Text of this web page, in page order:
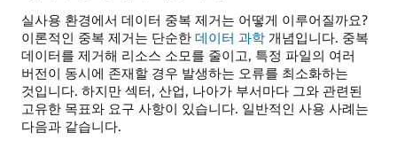
실사용 환경에서 데이터 중복 제거는 어떻게 이루어질까요?
이론적인 중복 제거는 단순한 데이터 과학 개념입니다. 중복
데이터를 제거해 리소스 소모를 줄이고, 특정 파일의 여러
버전이 동시에 존재할 경우 발생하는 오류를 최소화하는
것입니다. 하지만 섹터, 산업, 나아가 부서마다 그와 관련된
고유한 목표와 요구 사항이 있습니다. 일반적인 사용 사례는
다음과 같습니다.